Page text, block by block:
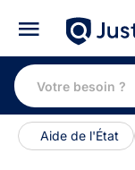
Aide de l'État